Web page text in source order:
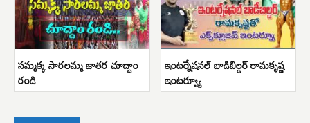
సమ్మక్క సారలమ్మ జాతర చూద్దాం
రండి
ఇంటర్నేషనల్ బాడిబిల్డర్ రామకృష్ణ
ఇంటర్వ్యూ